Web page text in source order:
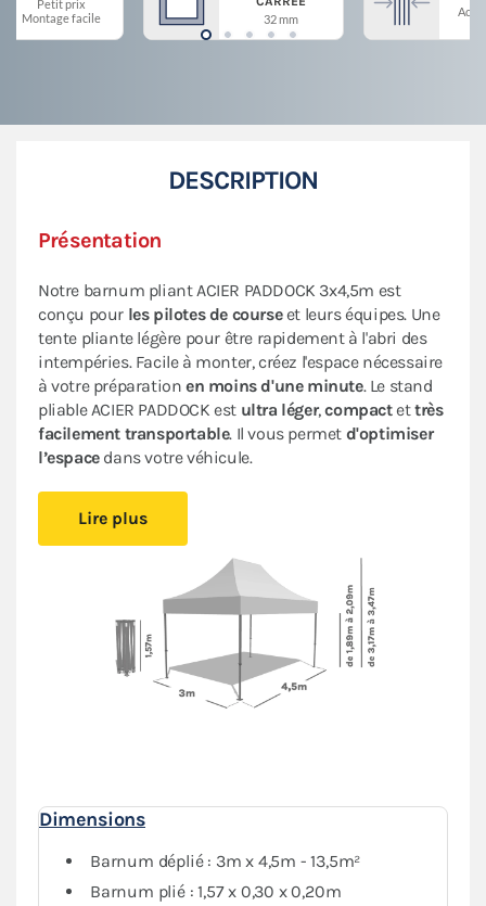
Petit prix
Montage facile
32 mm
DESCRIPTION
Présentation
Notre barnum pliant ACIER PADDOCK 3x4,5m est
conçu pour les pilotes de courseet leurs équipes. Une
tente pliante légère pour être rapidement à l'abri des
intempéries. Facile à monter, créez l'espace nécessaire
à votre préparation en moins d'une minute. Le stand
pliable ACIER PADDOCK est ultra léger,compactettrès
facilement transportable. Il vous permet d'optimiser
l’espacedans votre véhicule.
100 % étanche en Oxford enduction PVC
armature en acier, elle est protégée par une
pour une meilleure tenue dans le temps.
Ce barnum pliant bénéficie d’unexcellent rapport
qualité/prix. Il vous suivra dans toutes vos
compétitions : auto, moto, kart, enduro, motocross…
Les stands racing paddock
s'assemblent, se modulent
Lire plus
Dimensions
Barnum déplié : 3m x 4,5m - 13,5m²
Barnum plié : 1,57 x 0,30 x 0,20m